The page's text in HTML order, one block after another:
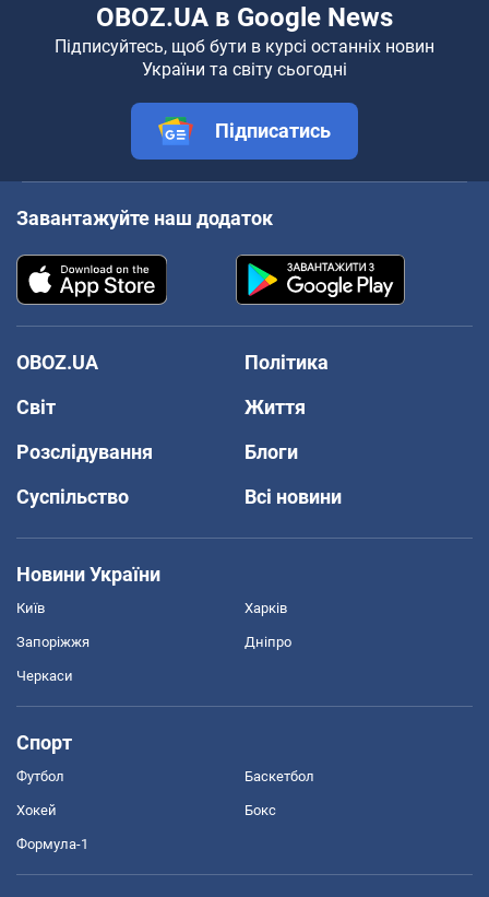
OBOZ.UA в Google News
Підписуйтесь, щоб бути в курсі останніх новин
України та світу сьогодні
Підписатись
Завантажуйте наш додаток
OBOZ.UA
Політика
Світ
Життя
Розслідування
Блоги
Суспільство
Всі новини
Новини України
Київ Харків
Запоріжжя Дніпро
Черкаси
Спорт
Футбол Баскетбол
Хокей Бокс
Формула-1